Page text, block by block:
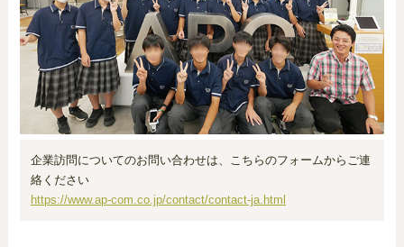
企業訪問についてのお問い合わせは、こちらのフォームからご連
絡ください
https://www.ap-com.co.jp/contact/contact-ja.html